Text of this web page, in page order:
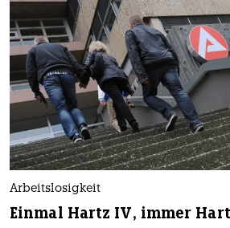
Arbeitslosigkeit
Einmal Hartz IV, immer